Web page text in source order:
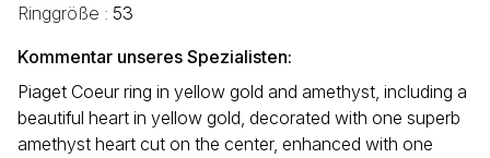
Ringgröße : 53
Kommentar unseres Spezialisten:
Piaget Coeur ring in yellow gold and amethyst, including a
beautiful heart in yellow gold, decorated with one superb
amethyst heart cut on the center, enhanced with one